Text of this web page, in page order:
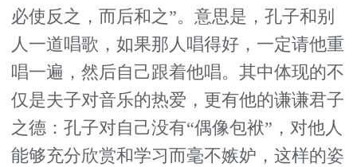
必使反之，而后和之”。意思是，孔子和别
人一道唱歌，如果那人唱得好，一定请他重
唱一遍，然后自己跟着他唱。其中体现的不
仅是夫子对音乐的热爱，更有他的谦谦君子
之德：孔子对自己没有“偶像包袱”，对他人
能够充分欣赏和学习而毫不嫉妒，这样的姿